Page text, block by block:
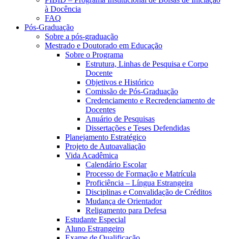
à Docência
FAQ
Pós-Graduação
Sobre a pós-graduação
Mestrado e Doutorado em Educação
Sobre o Programa
Estrutura, Linhas de Pesquisa e Corpo
Docente
Objetivos e Histórico
Comissão de Pós-Graduação
Credenciamento e Recredenciamento de
Docentes
Anuário de Pesquisas
Dissertações e Teses Defendidas
Planejamento Estratégico
Projeto de Autoavaliação
Vida Acadêmica
Calendário Escolar
Processo de Formação e Matrícula
Proficiência – Língua Estrangeira
Disciplinas e Convalidação de Créditos
Mudança de Orientador
Religamento para Defesa
Estudante Especial
Aluno Estrangeiro